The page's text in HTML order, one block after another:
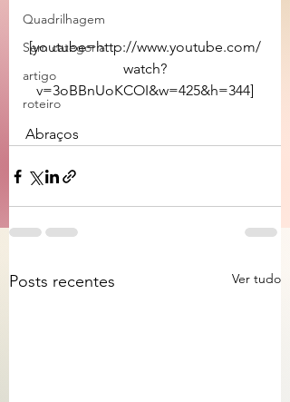
Quadrilhagem
Sem categoria
artigo
roteiro
[youtube=http://www.youtube.com/
watch?
v=3oBBnUoKCOI&w=425&h=344]
Abraços
Posts recentes Ver tudo